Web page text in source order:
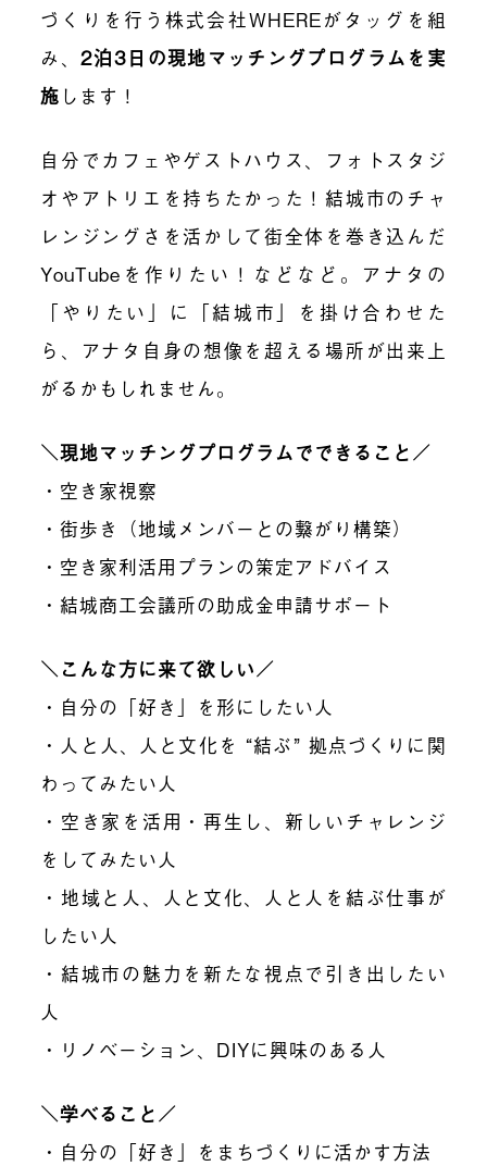
づくりを行う株式会社WHEREがタッグを組
み、2泊3日の現地マッチングプログラムを実
施 します！
自分でカフェやゲストハウス、フォトスタジ
オやアトリエを持ちたかった！結城市のチャ
レンジングさを活かして街全体を巻き込んだ
YouTubeを作りたい！などなど。アナタの
「やりたい」に「結城市」を掛け合わせた
ら、アナタ自身の想像を超える場所が出来上
がるかもしれません。
＼現地マッチングプログラムでできること／
・空き家視察
・街歩き（地域メンバーとの繋がり構築）
・空き家利活用プランの策定アドバイス
・結城商工会議所の助成金申請サポート
＼こんな方に来て欲しい／
・自分の「好き」を形にしたい人
・人と人、人と文化を “結ぶ” 拠点づくりに関
わってみたい人
・空き家を活用・再生し、新しいチャレンジ
をしてみたい人
・地域と人、人と文化、人と人を結ぶ仕事が
したい人
・結城市の魅力を新たな視点で引き出したい
人
・リノベーション、DIYに興味のある人
＼学ベること／
・自分の「好き」をまちづくりに活かす方法